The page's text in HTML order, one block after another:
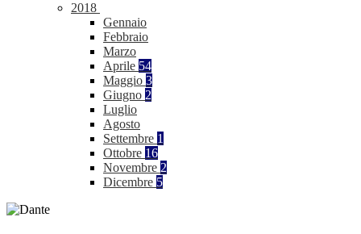
2018
Gennaio
Febbraio
Marzo
Aprile 54
Maggio 3
Giugno 2
Luglio
Agosto
Settembre 1
Ottobre 16
Novembre 2
Dicembre 5